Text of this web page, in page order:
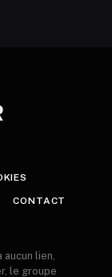
CONTACT
aucun lien,
le groupe